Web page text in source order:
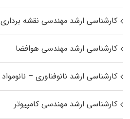
کارشناسی ارشد مهندسی نقشه برداری
کارشناسی ارشد مهندسی هوافضا
کارشناسی ارشد نانوفناوری – نانومواد
کارشناسی ارشد مهندسی کامپیوتر